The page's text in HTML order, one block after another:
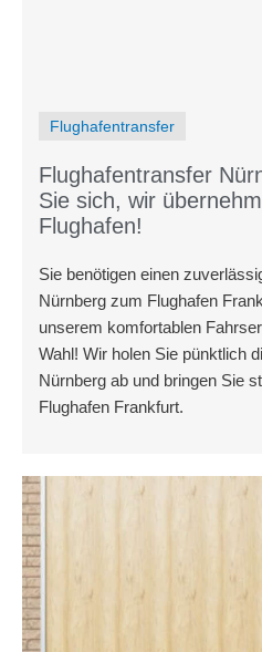
Flughafentransfer
Flughafentransfer
Sie sich, wir
Flughafen!
Sie benötigen einen
Nürnberg zum Flughafen
unserem komfortablen
Wahl! Wir holen Sie pünktlich
Nürnberg ab und bringen Sie
Flughafen Frankfurt.